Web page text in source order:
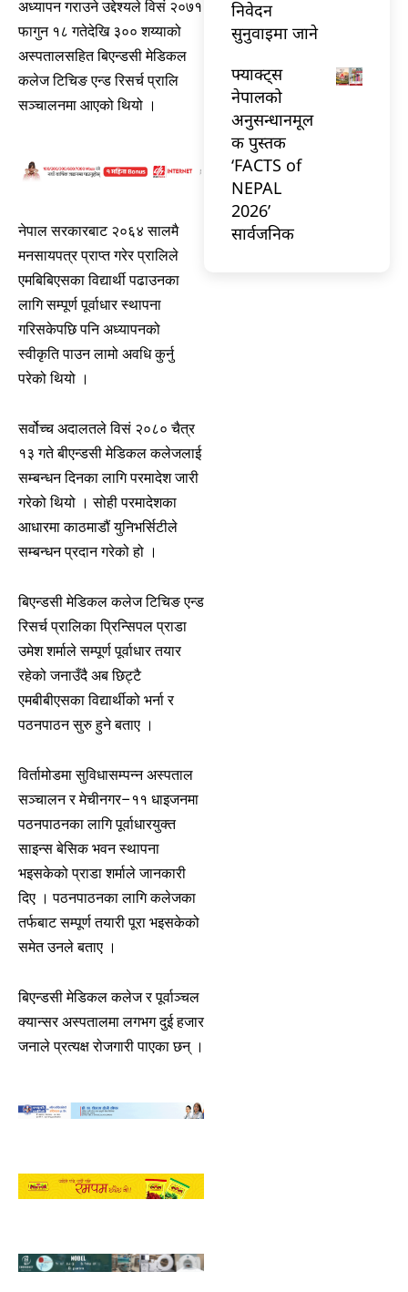
अध्यापन गराउने उद्देश्यले विसं २०७१
फागुन १८ गतेदेखि ३०० शय्याको
अस्पतालसहित बिएन्डसी मेडिकल
कलेज टिचिङ एन्ड रिसर्च प्रालि
सञ्चालनमा आएको थियो ।
नेपाल सरकारबाट २०६४ सालमै
मनसायपत्र प्राप्त गरेर प्रालिले
एमबिबिएसका विद्यार्थी पढाउनका
लागि सम्पूर्ण पूर्वाधार स्थापना
गरिसकेपछि पनि अध्यापनको
स्वीकृति पाउन लामो अवधि कुर्नु
परेको थियो ।
सर्वोच्च अदालतले विसं २०८० चैत्र
१३ गते बीएन्डसी मेडिकल कलेजलाई
सम्बन्धन दिनका लागि परमादेश जारी
गरेको थियो । सोही परमादेशका
आधारमा काठमाडौं युनिभर्सिटीले
सम्बन्धन प्रदान गरेको हो ।
बिएन्डसी मेडिकल कलेज टिचिङ एन्ड
रिसर्च प्रालिका प्रिन्सिपल प्राडा
उमेश शर्माले सम्पूर्ण पूर्वाधार तयार
रहेको जनाउँदै अब छिट्टै
एमबीबीएसका विद्यार्थीको भर्ना र
पठनपाठन सुरु हुने बताए ।
विर्तामोडमा सुविधासम्पन्न अस्पताल
सञ्चालन र मेचीनगर–११ धाइजनमा
पठनपाठनका लागि पूर्वाधारयुक्त
साइन्स बेसिक भवन स्थापना
भइसकेको प्राडा शर्माले जानकारी
दिए । पठनपाठनका लागि कलेजका
तर्फबाट सम्पूर्ण तयारी पूरा भइसकेको
समेत उनले बताए ।
बिएन्डसी मेडिकल कलेज र पूर्वाञ्चल
क्यान्सर अस्पतालमा लगभग दुई हजार
जनाले प्रत्यक्ष रोजगारी पाएका छन् ।
निवेदन
सुनुवाइमा जाने
फ्याक्ट्स
नेपालको
अनुसन्धानमूल
क पुस्तक
‘FACTS of
NEPAL
2026’
सार्वजनिक